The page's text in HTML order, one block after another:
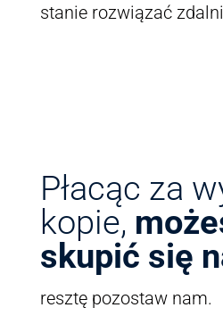
stanie rozwiązać
Płacąc za
kopie,
skupić się
resztę pozostaw nam.